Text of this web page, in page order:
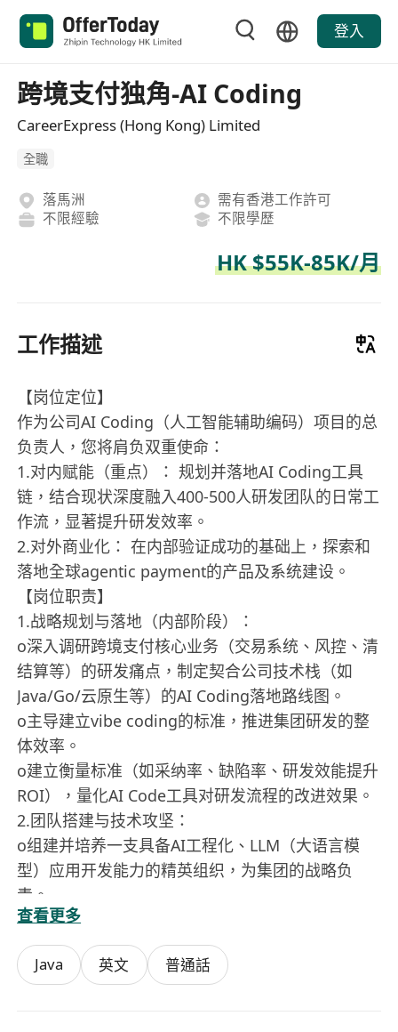
登入
跨境支付独角-AI Coding
CareerExpress (Hong Kong) Limited
全職
落馬洲
需有香港工作許可
不限經驗
不限學歷
HK $55K-85K/月
工作描述
【岗位定位】
作为公司AI Coding（人工智能辅助编码）项目的总
负责人，您将肩负双重使命：
1.对内赋能（重点）： 规划并落地AI Coding工具
链，结合现状深度融入400-500人研发团队的日常工
作流，显著提升研发效率。
2.对外商业化： 在内部验证成功的基础上，探索和
落地全球agentic payment的产品及系统建设。
【岗位职责】
1.战略规划与落地（内部阶段）：
o深入调研跨境支付核心业务（交易系统、风控、清
结算等）的研发痛点，制定契合公司技术栈（如
Java/Go/云原生等）的AI Coding落地路线图。
o主导建立vibe coding的标准，推进集团研发的整
体效率。
o建立衡量标准（如采纳率、缺陷率、研发效能提升
ROI），量化AI Code工具对研发流程的改进效果。
2.团队搭建与技术攻坚：
o组建并培养一支具备AI工程化、LLM（大语言模
型）应用开发能力的精英组织，为集团的战略负
责。
o攻克代码私有化训练、领域微调、企业知识库接入
等技术难点，确保AI生成代码符合金融科技领域的
高合规与高安全标准。
查看更多
Java 英文 普通話